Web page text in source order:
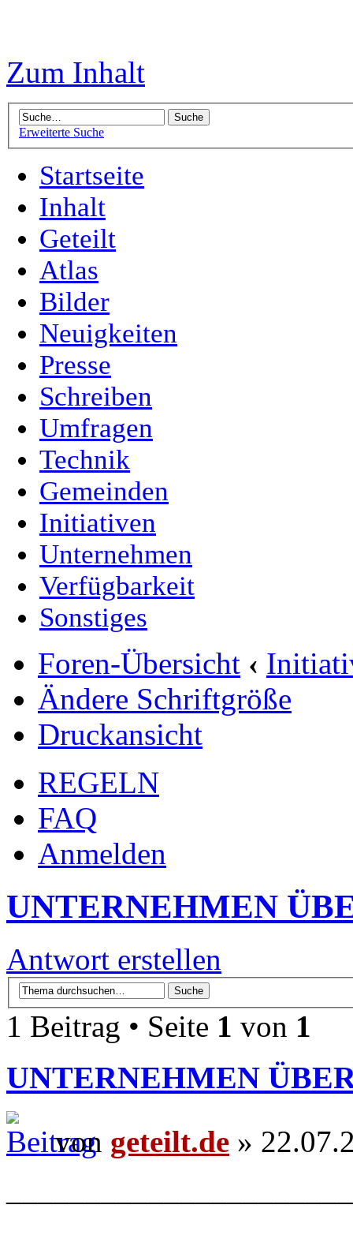
Zum Inhalt
Erweiterte Suche
Startseite
Inhalt
Geteilt
Atlas
Bilder
Neuigkeiten
Presse
Schreiben
Umfragen
Technik
Gemeinden
Initiativen
Unternehmen
Verfügbarkeit
Sonstiges
Foren-Übersicht ‹
Ändere Schriftgröße
Druckansicht
REGELN
FAQ
Anmelden
UNTERNEHMEN
Antwort erstellen
1 Beitrag • Seite 1 von 1
UNTERNEHMEN
von geteilt.de »